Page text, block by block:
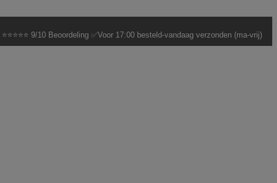
⭐⭐⭐⭐⭐ 9/10 Beoordeling ✅Voor 17:00 besteld-vandaag verzonden (ma-vrij)